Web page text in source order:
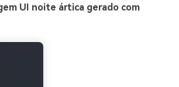
UI noite ártica gerado com